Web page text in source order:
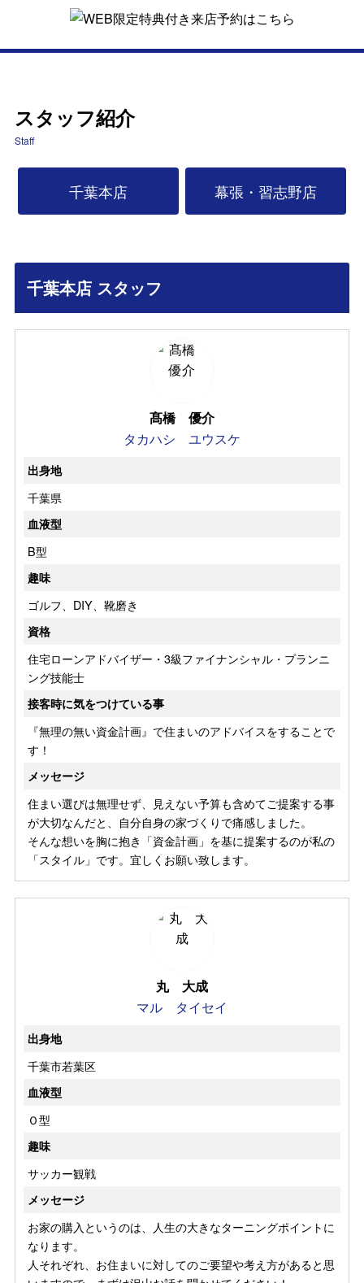
スタッフ紹介
Staff
千葉本店 幕張・習志野店
千葉本店 スタッフ
髙橋 優介
タカハシ ユウスケ
出身地
千葉県
血液型
B型
趣味
ゴルフ、DIY、靴磨き
資格
住宅ローンアドバイザー・3級ファイナンシャル・プランニ
ング技能士
接客時に気をつけている事
『無理の無い資金計画』で住まいのアドバイスをすることで
す！
メッセージ
住まい選びは無理せず、見えない予算も含めてご提案する事
が大切なんだと、自分自身の家づくりで痛感しました。
そんな想いを胸に抱き「資金計画」を基に提案するのが私の
「スタイル」です。宜しくお願い致します。
丸 大成
マル タイセイ
出身地
千葉市若葉区
血液型
Ｏ型
趣味
サッカー観戦
メッセージ
お家の購入というのは、人生の大きなターニングポイントに
なります。
人それぞれ、お住まいに対してのご要望や考え方があると思